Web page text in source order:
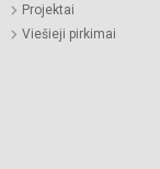
Projektai
Viešieji pirkimai